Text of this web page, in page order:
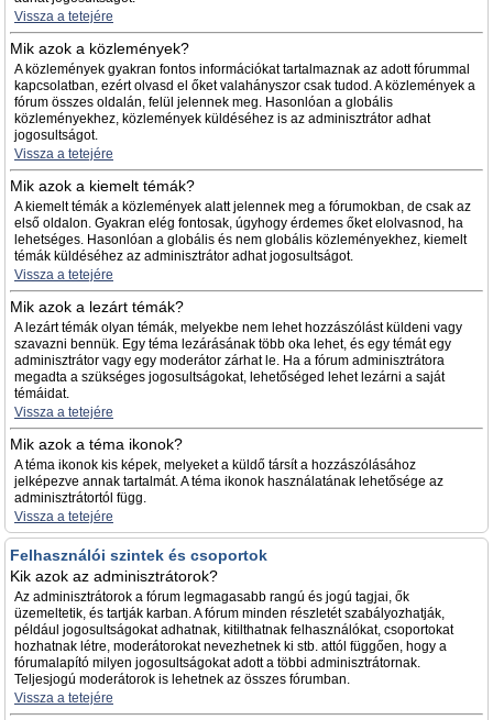
Vissza a tetejére
Mik azok a közlemények?
A közlemények gyakran fontos információkat tartalmaznak az adott fórummal
kapcsolatban, ezért olvasd el őket valahányszor csak tudod. A közlemények a
fórum összes oldalán, felül jelennek meg. Hasonlóan a globális
közleményekhez, közlemények küldéséhez is az adminisztrátor adhat
jogosultságot.
Vissza a tetejére
Mik azok a kiemelt témák?
A kiemelt témák a közlemények alatt jelennek meg a fórumokban, de csak az
első oldalon. Gyakran elég fontosak, úgyhogy érdemes őket elolvasnod, ha
lehetséges. Hasonlóan a globális és nem globális közleményekhez, kiemelt
témák küldéséhez az adminisztrátor adhat jogosultságot.
Vissza a tetejére
Mik azok a lezárt témák?
A lezárt témák olyan témák, melyekbe nem lehet hozzászólást küldeni vagy
szavazni bennük. Egy téma lezárásának több oka lehet, és egy témát egy
adminisztrátor vagy egy moderátor zárhat le. Ha a fórum adminisztrátora
megadta a szükséges jogosultságokat, lehetőséged lehet lezárni a saját
témáidat.
Vissza a tetejére
Mik azok a téma ikonok?
A téma ikonok kis képek, melyeket a küldő társít a hozzászólásához
jelképezve annak tartalmát. A téma ikonok használatának lehetősége az
adminisztrátortól függ.
Vissza a tetejére
Felhasználói szintek és csoportok
Kik azok az adminisztrátorok?
Az adminisztrátorok a fórum legmagasabb rangú és jogú tagjai, ők
üzemeltetik, és tartják karban. A fórum minden részletét szabályozhatják,
például jogosultságokat adhatnak, kitilthatnak felhasználókat, csoportokat
hozhatnak létre, moderátorokat nevezhetnek ki stb. attól függően, hogy a
fórumalapító milyen jogosultságokat adott a többi adminisztrátornak.
Teljesjogú moderátorok is lehetnek az összes fórumban.
Vissza a tetejére